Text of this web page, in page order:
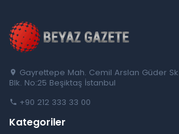
Gayrettepe Mah. Cemil Arslan Güder
Blk. No:25 Beşiktaş İstanbul
+90 212 333 33 00
Kategoriler